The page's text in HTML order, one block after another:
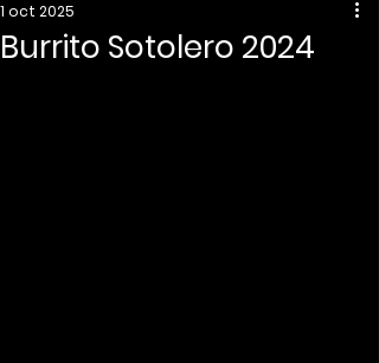
Burrito Sotolero 2024
1 oct 2025